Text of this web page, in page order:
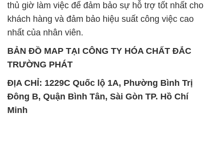
thủ giờ làm việc để đảm bảo sự hỗ trợ tốt nhất cho
khách hàng và đảm bảo hiệu suất công việc cao
nhất của nhân viên.
BẢN ĐỒ MAP TẠI CÔNG TY HÓA CHẤT ĐẮC
TRƯỜNG PHÁT
ĐỊA CHỈ: 1229C Quốc lộ 1A, Phường Bình Trị
Đông B, Quận Bình Tân, Sài Gòn TP. Hồ Chí
Minh